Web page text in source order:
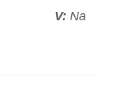
CM V: Na